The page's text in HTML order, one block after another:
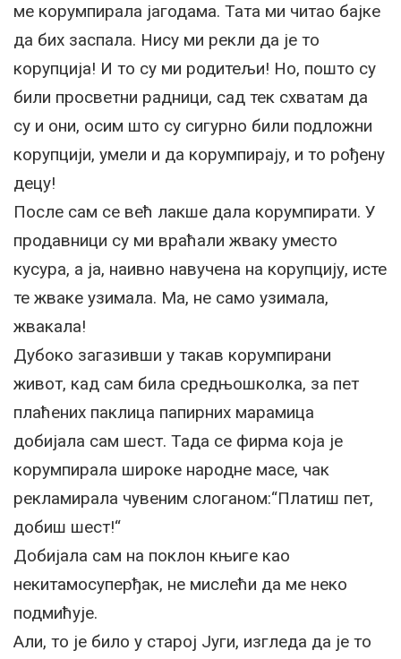
ме корумпирала јагодама. Тата ми читао бајке
да бих заспала. Нису ми рекли да је то
корупција! И то су ми родитељи! Но, пошто су
били просветни радници, сад тек схватам да
су и они, осим што су сигурно били подложни
корупцији, умели и да корумпирају, и то рођену
децу!
После сам се већ лакше дала корумпирати. У
продавници су ми враћали жваку уместо
кусура, а ја, наивно навучена на корупцију, исте
те жваке узимала. Ма, не само узимала,
жвакала!
Дубоко загазивши у такав корумпирани
живот, кад сам била средњошколка, за пет
плаћених паклица папирних марамица
добијала сам шест. Тада се фирма која је
корумпирала широке народне масе, чак
рекламирала чувеним слоганом:“Платиш пет,
добиш шест!“
Добијала сам на поклон књиге као
некитамосуперђак, не мислећи да ме неко
подмићује.
Али, то је било у старој Југи, изгледа да је то